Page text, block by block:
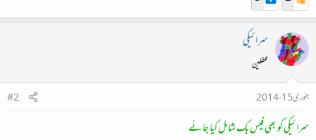
سرائیکی
محفلین
جنوری 15، 2014
#2
سرائیکی کو بھی فیس بک شامل کیا جائے